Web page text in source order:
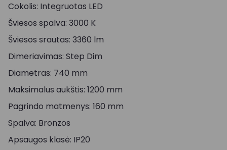
Cokolis: Integruotas LED
Šviesos spalva: 3000 K
Šviesos srautas: 3360 lm
Dimeriavimas: Step Dim
Diametras: 740 mm
Maksimalus aukštis: 1200 mm
Pagrindo matmenys: 160 mm
Spalva: Bronzos
Apsaugos klasė: IP20